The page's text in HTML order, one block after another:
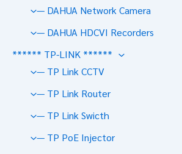
— DAHUA Network Camera
— DAHUA HDCVI Recorders
****** TP-LINK ******
— TP Link CCTV
— TP Link Router
— TP Link Swicth
— TP PoE Injector